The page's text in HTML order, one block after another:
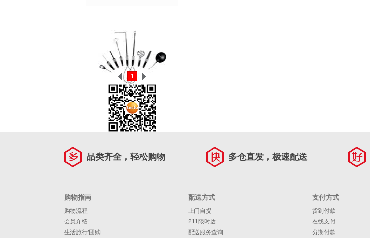
1
品类齐全，轻松购物 多仓直发，极速配送
购物指南
购物流程
会员介绍
生活旅行/团购
配送方式
上门自提
211限时达
配送服务查询
支付方式
货到付款
在线支付
分期付款